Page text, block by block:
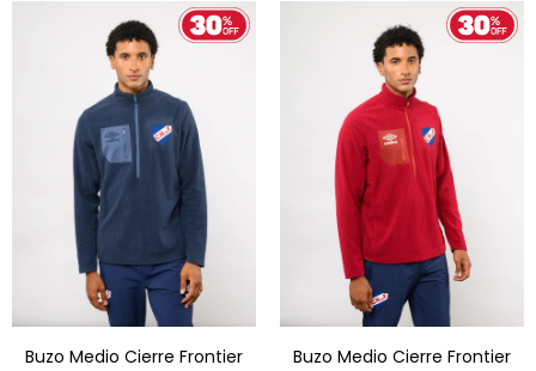
Buzo Medio Cierre Frontier
Buzo Medio Cierre Frontier